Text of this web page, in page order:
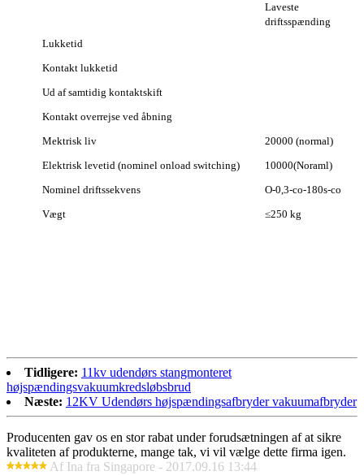
Laveste
driftsspænding
Lukketid
Kontakt lukketid
Ud af samtidig kontaktskift
Kontakt overrejse ved åbning
Mektrisk liv
20000 (normal)
Elektrisk levetid (nominel onload switching)
10000(Noraml)
Nominel driftssekvens
O-0,3-co-180s-co
Vægt
≤250 kg
Tidligere: 11kv udendørs stangmonteret
højspændingsvakuumkredsløbsbrud
Næste: 12KV Udendørs højspændingsafbryder vakuumafbryder
Producenten gav os en stor rabat under forudsætningen af ​​at sikre
kvaliteten af ​​produkterne, mange tak, vi vil vælge dette firma igen.
Af Ina fra Singapore - 2017.09.16 13:44